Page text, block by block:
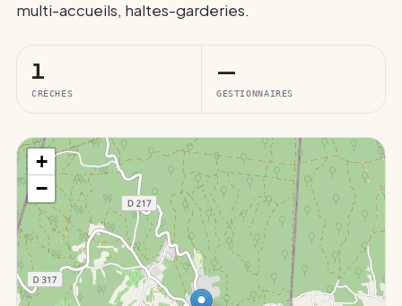
multi-accueils, haltes-garderies.
1
CRÈCHES
—
GESTIONNAIRES
+
−